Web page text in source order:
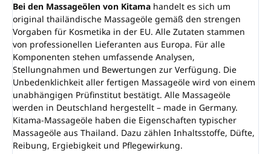
Bei den Massageölen von Kitama handelt es sich um
original thailändische Massageöle gemäß den strengen
Vorgaben für Kosmetika in der EU. Alle Zutaten stammen
von professionellen Lieferanten aus Europa. Für alle
Komponenten stehen umfassende Analysen,
Stellungnahmen und Bewertungen zur Verfügung. Die
Unbedenklichkeit aller fertigen Massageöle wird von einem
unabhängigen Prüfinstitut bestätigt. Alle Massageöle
werden in Deutschland hergestellt – made in Germany.
Kitama-Massageöle haben die Eigenschaften typischer
Massageöle aus Thailand. Dazu zählen Inhaltsstoffe, Düfte,
Reibung, Ergiebigkeit und Pflegewirkung.